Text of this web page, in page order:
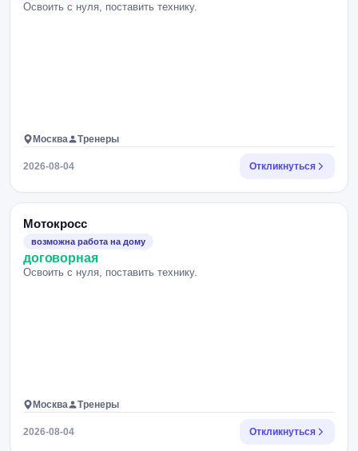
Освоить с нуля, поставить технику.
Москва Тренеры
2026-08-04 Откликнуться
Мотокросс
возможна работа на дому
договорная
Освоить с нуля, поставить технику.
Москва Тренеры
2026-08-04 Откликнуться